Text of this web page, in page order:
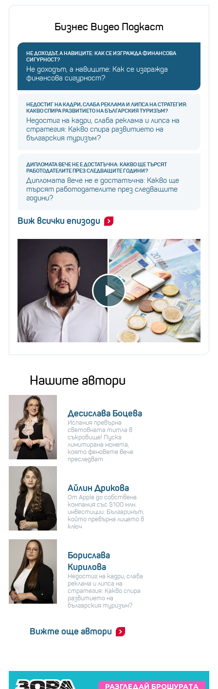
Бизнес Видео Подкаст
НЕ ДОХОДЪТ, А НАВИЦИТЕ: КАК СЕ ИЗГРАЖДА ФИНАНСОВА
СИГУРНОСТ?
Не доходът, а навиците: Как се изгражда
финансова сигурност?
НЕДОСТИГ НА КАДРИ, СЛАБА РЕКЛАМА И ЛИПСА НА СТРАТЕГИЯ:
КАКВО СПИРА РАЗВИТИЕТО НА БЪЛГАРСКИЯ ТУРИЗЪМ?
Недостиг на кадри, слаба реклама и липса на
стратегия: Какво спира развитието на
българския туризъм?
ДИПЛОМАТА ВЕЧЕ НЕ Е ДОСТАТЪЧНА: КАКВО ЩЕ ТЪРСЯТ
РАБОТОДАТЕЛИТЕ ПРЕЗ СЛЕДВАЩИТЕ ГОДИНИ?
Дипломата вече не е достатъчна: Какво ще
търсят работодателите през следващите
години?
Виж всички епизоди
Нашите автори
Десислава Боцева
Испания превърна
световната титла в
съкровище! Пуска
лимитирана монета,
която феновете вече
преследват
Айлин Дрикова
От Apple до собствена
компания със $100 млн.
инвестиции: Българинът,
който превърна лицето в
ключ
Борислава
Кирилова
Недостиг на кадри, слаба
реклама и липса на
стратегия: Какво спира
развитието на
българския туризъм?
Вижте още автори
РАЗГЛЕДАЙ БРОШУРАТА